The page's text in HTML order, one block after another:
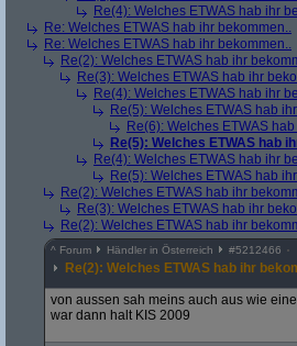
Re(4): Welches ETWAS hab ihr
Re: Welches ETWAS hab ihr bekommen..
Re: Welches ETWAS hab ihr bekommen..
Re(2): Welches ETWAS hab ihr
Re(3): Welches ETWAS hab ihr
Re(4): Welches ETWAS hab ihr
Re(5): Welches ETWAS hab
Re(6): Welches ETWAS
Re(5): Welches ETWAS hab
Re(4): Welches ETWAS hab ihr
Re(5): Welches ETWAS hab
Re(2): Welches ETWAS hab ihr
Re(3): Welches ETWAS hab ihr
Re(2): Welches ETWAS hab ihr
^ Forum Händler in Österreich #5212466
Re(2): Welches ETWAS hab ihr
von aussen sah meins auch aus wie
war dann halt KIS 2009